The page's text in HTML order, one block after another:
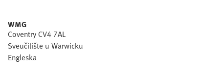
WMG
Coventry CV4 7AL
Sveučilište u Warwicku
Engleska